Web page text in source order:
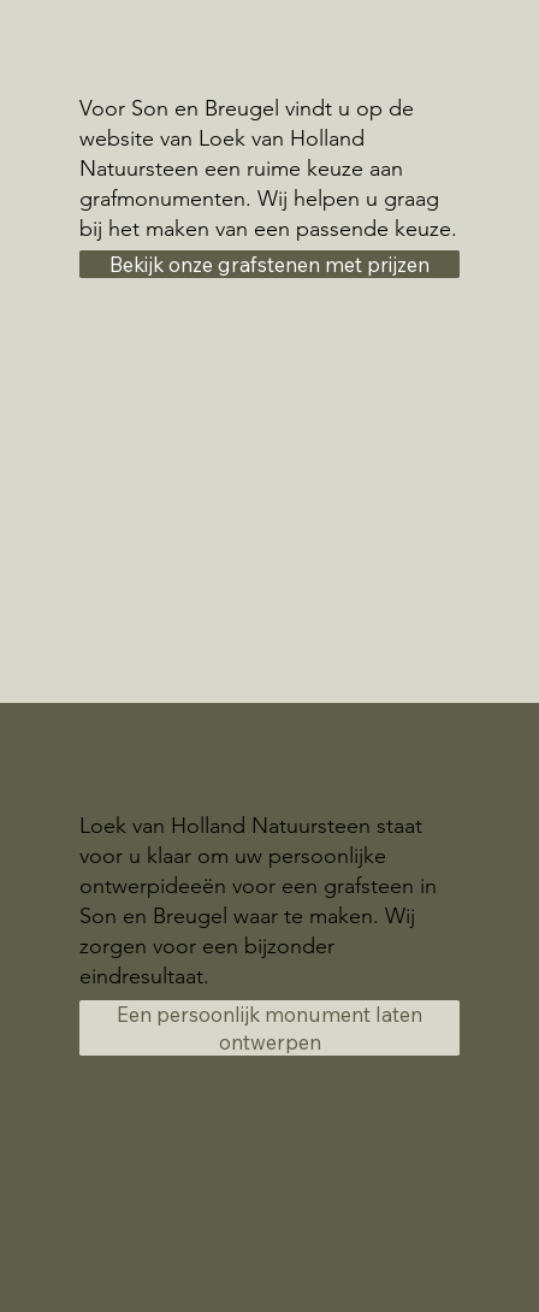
Voor Son en Breugel vindt u op de
website van Loek van Holland
Natuursteen een ruime keuze aan
grafmonumenten. Wij helpen u graag
bij het maken van een passende keuze.
Bekijk onze grafstenen met prijzen
Loek van Holland Natuursteen staat
voor u klaar om uw persoonlijke
ontwerpideeën voor een grafsteen in
Son en Breugel waar te maken. Wij
zorgen voor een bijzonder
eindresultaat.
Een persoonlijk monument laten
ontwerpen